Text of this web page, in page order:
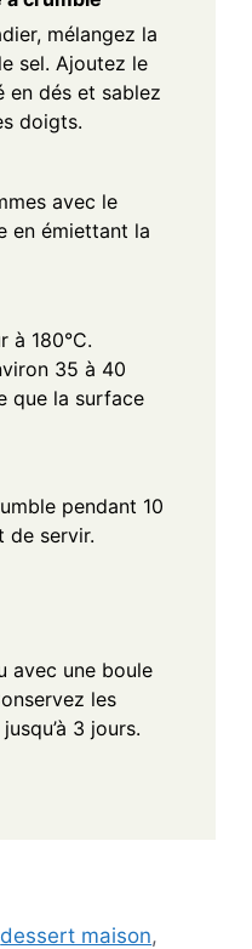
mélangez la
sel. Ajoutez le
en dés et sablez
doigts.
avec le
en émiettant la
à 180°C.
35 à 40
que la surface
pendant 10
de servir.
avec une boule
les
3 jours.
dessert maison,